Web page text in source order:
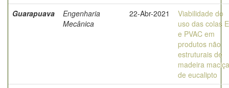
Guarapuava
Engenharia
Mecânica
22-Abr-2021
Viabilidade do
uso das colas
e PVAC em
produtos não
estruturais de
madeira maciça
de eucalipto